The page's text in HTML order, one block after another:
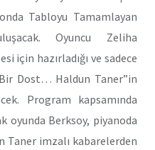
Tabloyu Tamamlayan
Oyuncu Zeliha
için hazırladığı ve sadece
Dost… Haldun Taner”in
Program kapsamında
oyunda Berksoy, piyanoda
Taner imzalı kabarelerden